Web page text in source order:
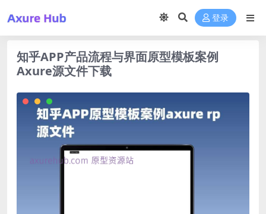
登录
知乎APP产品流程与界面原型模板案例
Axure源文件下载